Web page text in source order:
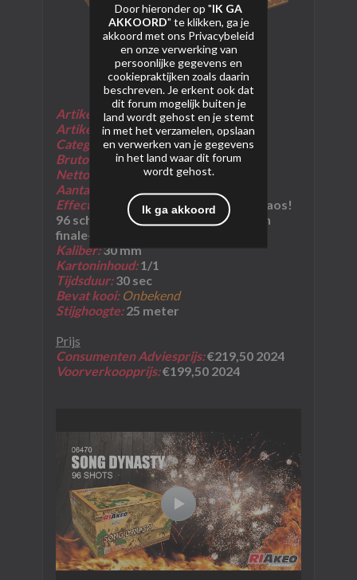
Artikelnummer:06470
Artikelnaam:Song Dynasty
Categorie: F2
Bruto Gewicht: 17000 Gram
Netto Kruitgewicht:2000 Gram
Aantal Schoten:96 schoten
Effectomschrijving: Totale Riakeo chaos!
96 schots van het grootste kaliber in
finale-achtig tempo. Waaieralarm!
Kaliber:30 mm
Kartoninhoud: 1/1
Tijdsduur:30 sec
Bevat kooi: Onbekend
Stijghoogte: 25 meter
Prijs
Consumenten Adviesprijs:€219,50 2024
Voorverkoopprijs:€199,50 2024
Door hieronder op "IK GA
AKKOORD" te klikken, ga je
akkoord met ons Privacybeleid
en onze verwerking van
persoonlijke gegevens en
cookiepraktijken zoals daarin
beschreven. Je erkent ook dat
dit forum mogelijk buiten je
land wordt gehost en je stemt
in met het verzamelen, opslaan
en verwerken van je gegevens
in het land waar dit forum
wordt gehost.
Ik ga akkoord